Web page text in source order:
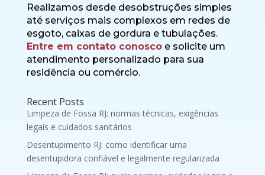
Realizamos desde desobstruções simples
até serviços mais complexos em redes de
esgoto, caixas de gordura e tubulações.
Entre em contato conoscoe solicite um
atendimento personalizado para sua
residência ou comércio.
Recent Posts
Limpeza de Fossa RJ: normas técnicas, exigências
legais e cuidados sanitários
Desentupimento RJ: como identificar uma
desentupidora confiável e legalmente regularizada